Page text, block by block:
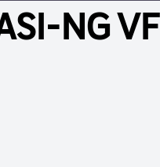
NG VF